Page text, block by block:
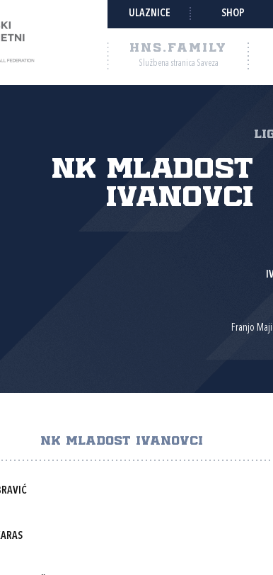
ULAZNICE SHOP
HNS.FAMILY
Službena stranica Saveza
NK Mladost
Ivanovci
Franjo
NK MLADOST IVANOVCI